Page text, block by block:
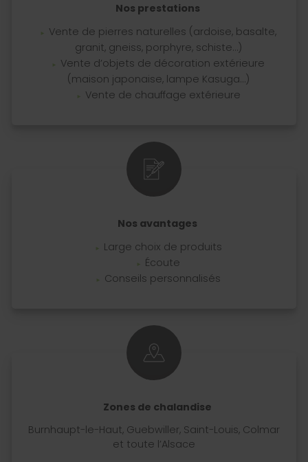
Nos prestations
Vente de pierres naturelles (ardoise, basalte,
granit, gneiss, porphyre, schiste…)
Vente d’objets de décoration extérieure
(maison japonaise, lampe Kasuga…)
Vente de chauffage extérieure
Nos avantages
Large choix de produits
Écoute
Conseils personnalisés
Zones de chalandise
Burnhaupt-le-Haut, Guebwiller, Saint-Louis, Colmar
et toute l’Alsace